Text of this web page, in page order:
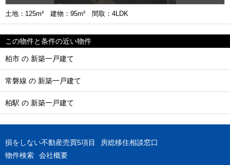
土地：125m² 建物：95m² 間取：4LDK
この物件と条件の近い物件
柏市 の 新築一戸建て
常磐線 の 新築一戸建て
柏駅 の 新築一戸建て
損をしない不動産売買5項目
房総移住相談窓口
物件検索
会社概要